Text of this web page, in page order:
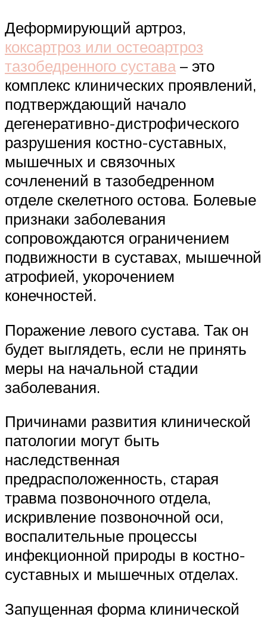
Деформирующий артроз,
коксартроз или остеоартроз
тазобедренного сустава – это
комплекс клинических проявлений,
подтверждающий начало
дегенеративно-дистрофического
разрушения костно-суставных,
мышечных и связочных
сочленений в тазобедренном
отделе скелетного остова. Болевые
признаки заболевания
сопровождаются ограничением
подвижности в суставах, мышечной
атрофией, укорочением
конечностей.
Поражение левого сустава. Так он
будет выглядеть, если не принять
меры на начальной стадии
заболевания.
Причинами развития клинической
патологии могут быть
наследственная
предрасположенность, старая
травма позвоночного отдела,
искривление позвоночной оси,
воспалительные процессы
инфекционной природы в костно-
суставных и мышечных отделах.
Запущенная форма клинической